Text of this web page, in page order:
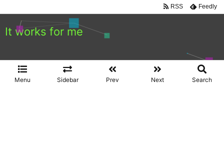
It works for me
Menu Sidebar Prev Next Search
RSS Feedly